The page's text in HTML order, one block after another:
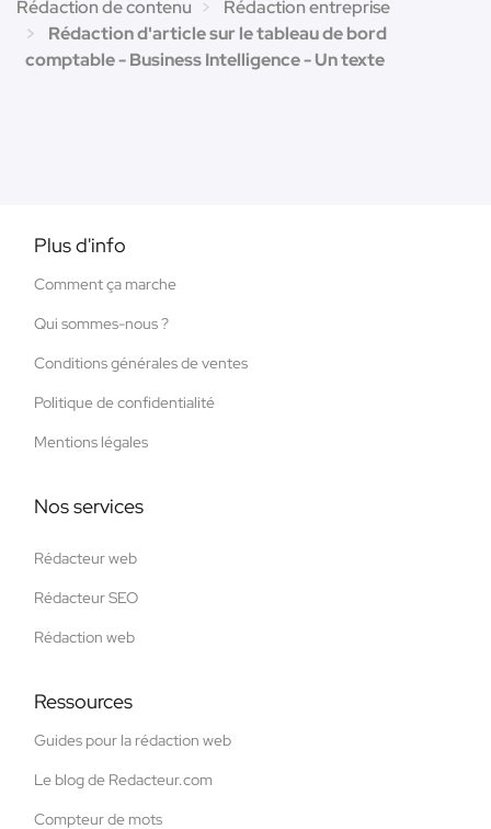
Rédaction de contenu
Rédaction entreprise
Rédaction d'article sur le tableau de bord
comptable - Business Intelligence - Un texte
Plus d'info
Comment ça marche
Qui sommes-nous ?
Conditions générales de ventes
Politique de confidentialité
Mentions légales
Nos services
Rédacteur web
Rédacteur SEO
Rédaction web
Ressources
Guides pour la rédaction web
Le blog de Redacteur.com
Compteur de mots